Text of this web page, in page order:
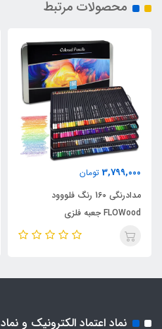
محصولات مرتبط
3,799,000 تومان
مدادرنگی 160 رنگ فلووود
FLOWood جعبه فلزی
نماد اعتماد الکترونیک و نماد